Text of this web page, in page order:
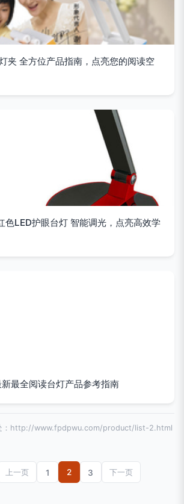
夹 全方位产品指南，点亮您的阅读空
LED护眼台灯 智能调光，点亮高效学
最全阅读台灯产品参考指南
：http://www.fpdpwu.com/product/list-2.html
上一页 1 2 3 下一页